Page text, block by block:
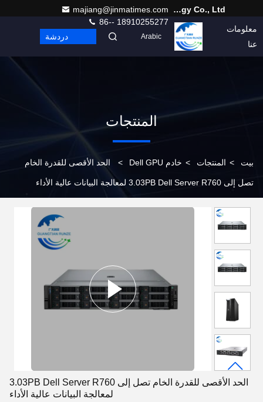
Beijing Guangtian Runze Technology Co., Ltd.
majiang@jinmatimes.com
86-- 18910255277
معلومات
عنا
اتصل
بنا
Arabic دردشة
المنتجات
بيت > المنتجات > خادم Dell GPU > الحد الأقصى للقدرة الخام
تصل إلى 3.03PB Dell Server R760 لمعالجة البيانات عالية الأداء
الحد الأقصى للقدرة الخام تصل إلى 3.03PB Dell Server R760
لمعالجة البيانات عالية الأداء